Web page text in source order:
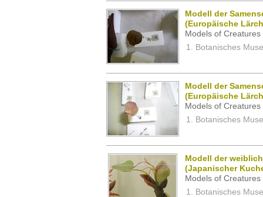
Modell der
(Europäische
Models of
Botanisches
Modell der
(Europäische
Models of
Botanisches
Modell der
(Japanischer
Models of
Botanisches